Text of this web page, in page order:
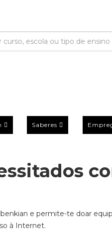
Saberes
e permite-te doar
à Internet.